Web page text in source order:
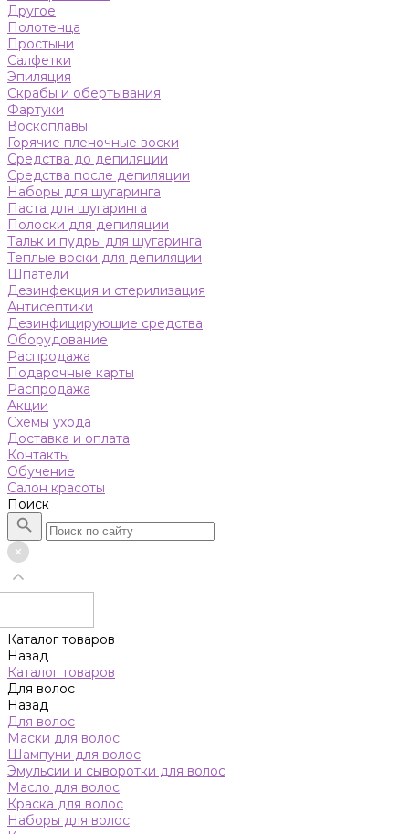
Другое
Полотенца
Простыни
Салфетки
Эпиляция
Скрабы и обертывания
Фартуки
Воскоплавы
Горячие пленочные воски
Средства до депиляции
Средства после депиляции
Наборы для шугаринга
Паста для шугаринга
Полоски для депиляции
Тальк и пудры для шугаринга
Теплые воски для депиляции
Шпатели
Дезинфекция и стерилизация
Антисептики
Дезинфицирующие средства
Оборудование
Распродажа
Подарочные карты
Распродажа
Акции
Схемы ухода
Доставка и оплата
Контакты
Обучение
Салон красоты
Поиск
Каталог товаров
Назад
Каталог товаров
Для волос
Назад
Для волос
Маски для волос
Шампуни для волос
Эмульсии и сыворотки для волос
Масло для волос
Краска для волос
Наборы для волос